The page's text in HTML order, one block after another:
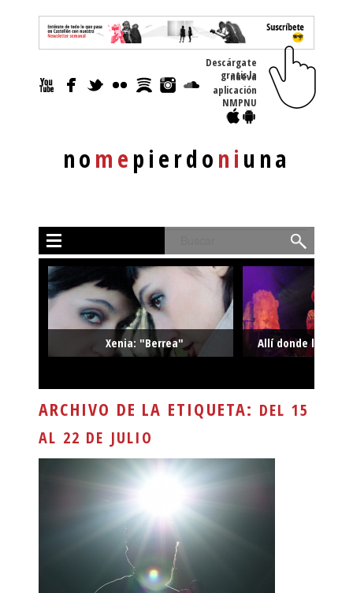
nomepierdoniuna
Descárgate
gratis la nueva
aplicación
NMPNU
Xenia: "Berrea" Allí donde la
ARCHIVO DE LA ETIQUETA: DEL 15
AL 22 DE JULIO